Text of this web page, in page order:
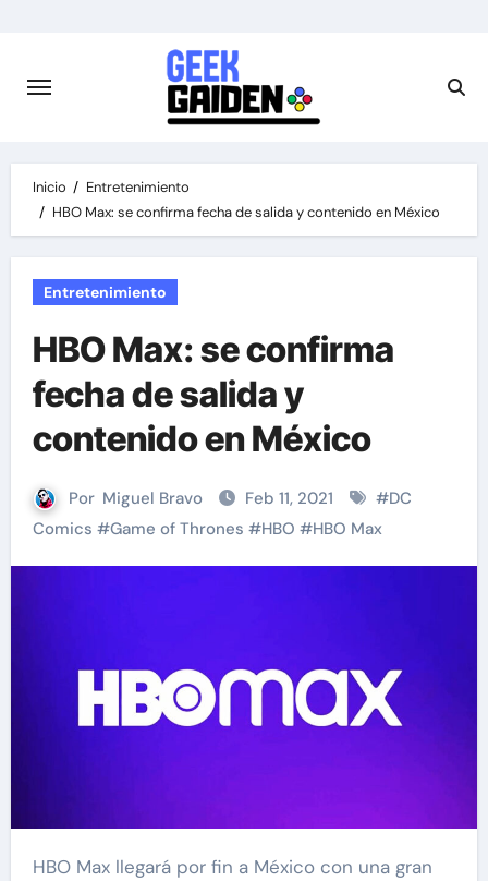
contenido
Inicio
Entretenimiento
HBO Max: se confirma fecha de salida y contenido en México
Entretenimiento
HBO Max: se confirma
fecha de salida y
contenido en México
Por Miguel Bravo Feb 11, 2021 #DC
Comics #Game of Thrones #HBO #HBO Max
HBO Max llegará por fin a México con una gran